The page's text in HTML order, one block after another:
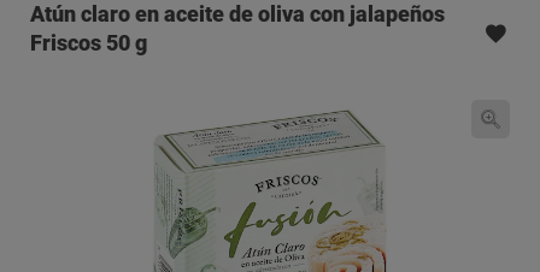
Atún claro en aceite de oliva con jalapeños
Friscos 50 g